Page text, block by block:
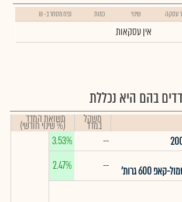
עסקה שינוי כמות נפח מסחר ב- ₪
אין עסקאות
בהם היא נכללת
משקל
במדד תשואת המדד
(% שינוי חודשי)
--
3.53%
600 גרות' --
2.47%